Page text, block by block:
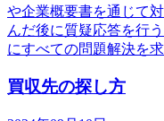
や企業概要書を通じて
んだ後に質疑応答を行
にすべての問題解決を
買収先の探し方